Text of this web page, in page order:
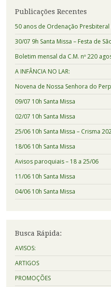
Publicações Recentes
50 anos de Ordenação
30/07 9h Santa Missa – Festa de
Boletim mensal da C.M. nº 220
A INFÂNCIA NO LAR:
Novena de Nossa Senhora do
09/07 10h Santa Missa
02/07 10h Santa Missa
25/06 10h Santa Missa – Crisma
18/06 10h Santa Missa
Avisos paroquiais – 18 a 25/06
11/06 10h Santa Missa
04/06 10h Santa Missa
Busca Rápida:
AVISOS:
ARTIGOS
PROMOÇÕES